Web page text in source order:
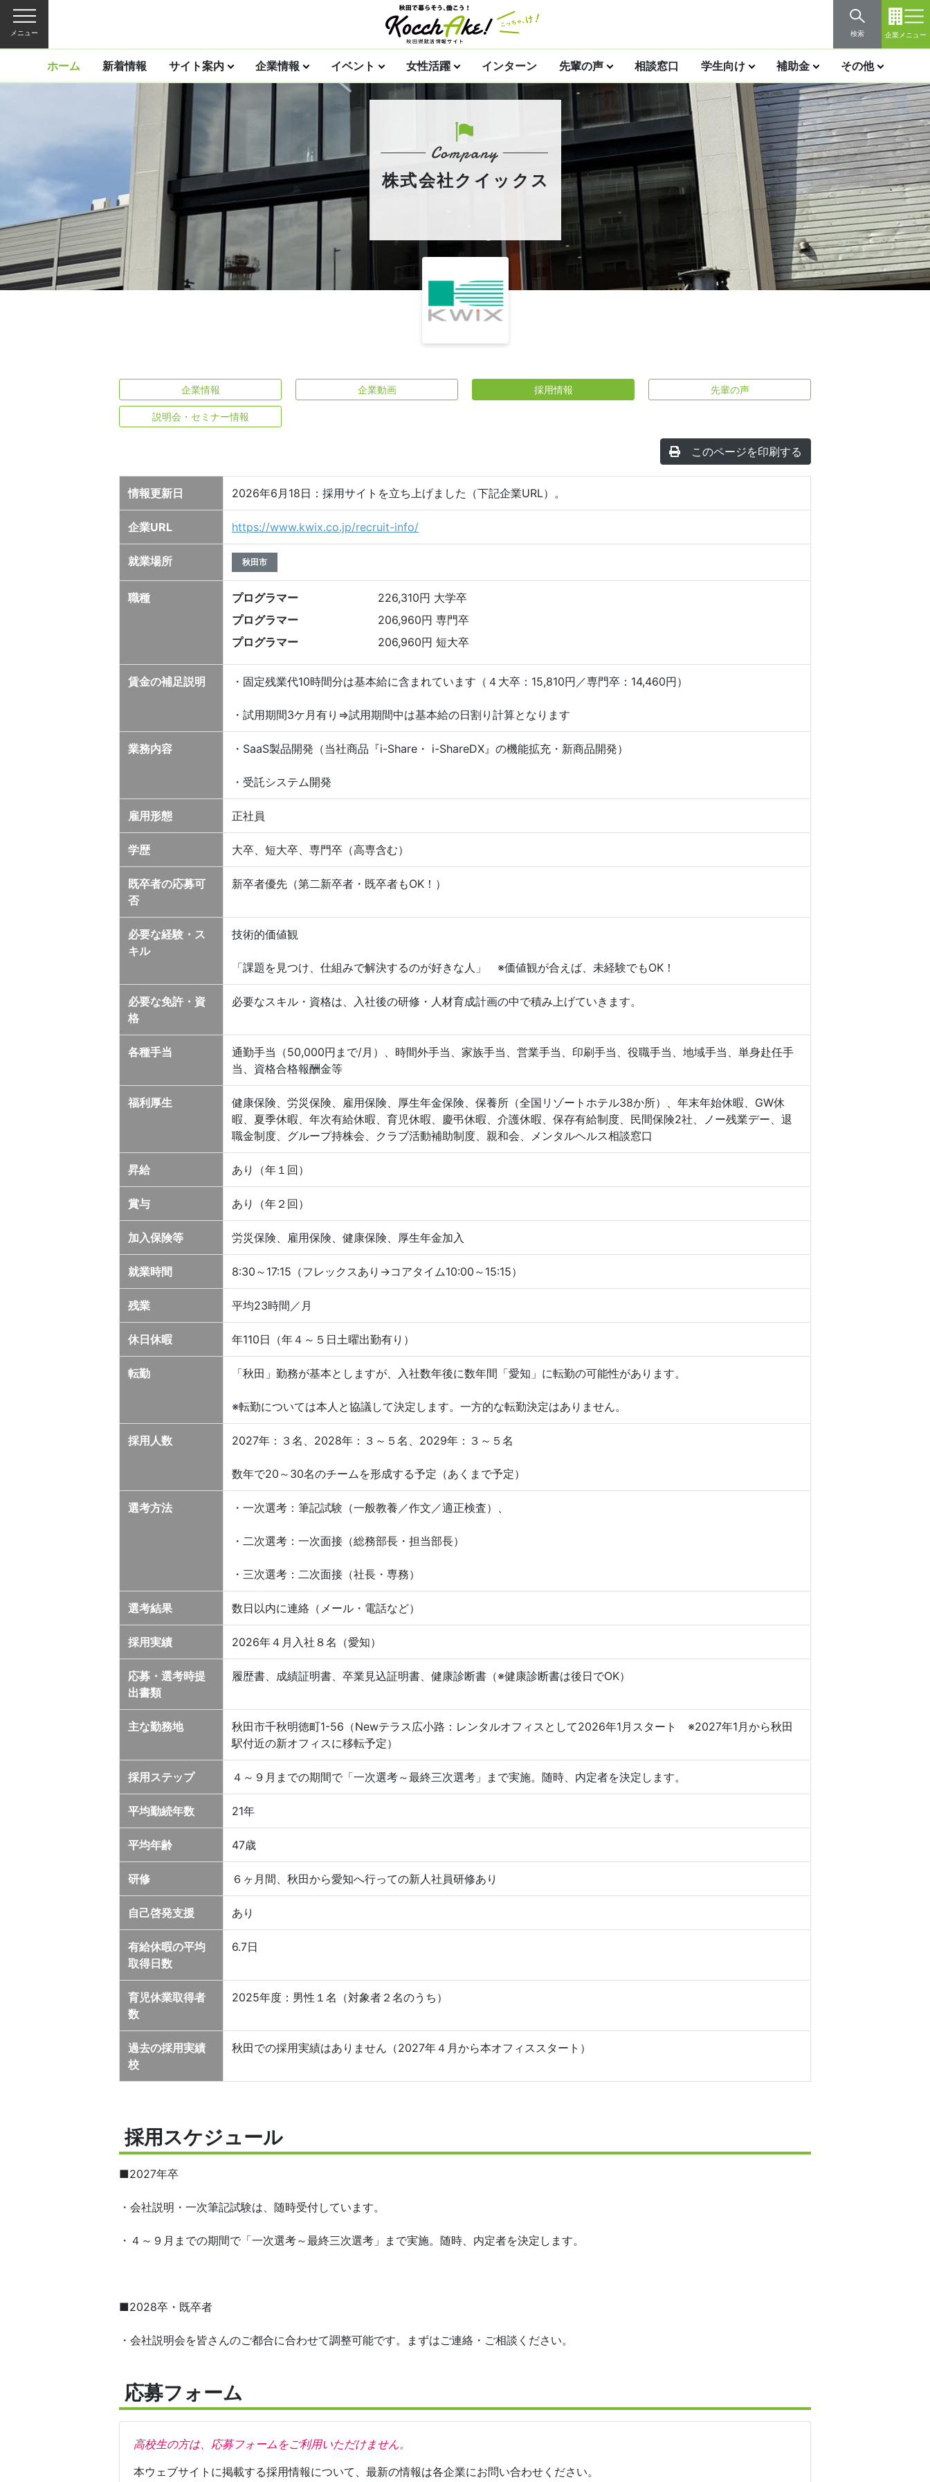
メニュー 検索 企業メニュー
ホーム 新着情報 サイト案内 企業情報 イベント 女性活躍 インターン 先輩の声 相談窓口 学生向け 補助金 その他
株式会社クイックス
企業情報 企業動画 採用情報 先輩の声
説明会・セミナー情報
このページを印刷する
情報更新日 2026年6月18日：採用サイトを立ち上げました（下記企業URL）。
企業URL https://www.kwix.co.jp/recruit-info/
就業場所 秋田市
職種 プログラマー
226,310円 大学卒
プログラマー
206,960円 専門卒
プログラマー
206,960円 短大卒
賃金の補足説明 ・固定残業代10時間分は基本給に含まれています（４大卒：15,810円／専門卒：14,460円）
・試用期間3ケ月有り⇒試用期間中は基本給の日割り計算となります
業務内容 ・SaaS製品開発（当社商品『i-Share・ i-ShareDX』の機能拡充・新商品開発）
・受託システム開発
雇用形態 正社員
学歴 大卒、短大卒、専門卒（高専含む）
既卒者の応募可
否
新卒者優先（第二新卒者・既卒者もOK！）
必要な経験・ス
キル
技術的価値観
「課題を見つけ、仕組みで解決するのが好きな人」 ※価値観が合えば、未経験でもOK！
必要な免許・資
格
必要なスキル・資格は、入社後の研修・人材育成計画の中で積み上げていきます。
各種手当
通勤手当（50,000円まで/月）、時間外手当、家族手当、営業手当、印刷手当、役職手当、地域手当、単身赴任手
当、資格合格報酬金等
福利厚生
健康保険、労災保険、雇用保険、厚生年金保険、保養所（全国リゾートホテル38か所）、年末年始休暇、GW休
暇、夏季休暇、年次有給休暇、育児休暇、慶弔休暇、介護休暇、保存有給制度、民間保険2社、ノー残業デー、退
職金制度、グループ持株会、クラブ活動補助制度、親和会、メンタルヘルス相談窓口
昇給 あり（年１回）
賞与 あり（年２回）
加入保険等 労災保険、雇用保険、健康保険、厚生年金加入
就業時間 8:30～17:15（フレックスあり→コアタイム10:00～15:15）
残業 平均23時間／月
休日休暇 年110日（年４～５日土曜出勤有り）
転勤 「秋田」勤務が基本としますが、入社数年後に数年間「愛知」に転勤の可能性があります。
※転勤については本人と協議して決定します。一方的な転勤決定はありません。
採用人数 2027年：３名、2028年：３～５名、2029年：３～５名
数年で20～30名のチームを形成する予定（あくまで予定）
選考方法 ・一次選考：筆記試験（一般教養／作文／適正検査）、
・二次選考：一次面接（総務部長・担当部長）
・三次選考：二次面接（社長・専務）
選考結果 数日以内に連絡（メール・電話など）
採用実績 2026年４月入社８名（愛知）
応募・選考時提
出書類
履歴書、成績証明書、卒業見込証明書、健康診断書（※健康診断書は後日でOK）
主な勤務地
秋田市千秋明徳町1-56（Newテラス広小路：レンタルオフィスとして2026年1月スタート ※2027年1月から秋田
駅付近の新オフィスに移転予定）
採用ステップ ４～９月までの期間で「一次選考～最終三次選考」まで実施。随時、内定者を決定します。
平均勤続年数 21年
平均年齢 47歳
研修 ６ヶ月間、秋田から愛知へ行っての新人社員研修あり
自己啓発支援 あり
有給休暇の平均
取得日数
6.7日
育児休業取得者
数
2025年度：男性１名（対象者２名のうち）
過去の採用実績
校
秋田での採用実績はありません（2027年４月から本オフィススタート）
採用スケジュール
■2027年卒
・会社説明・一次筆記試験は、随時受付しています。
・４～９月までの期間で「一次選考～最終三次選考」まで実施。随時、内定者を決定します。
■2028卒・既卒者
・会社説明会を皆さんのご都合に合わせて調整可能です。まずはご連絡・ご相談ください。
応募フォーム
高校生の方は、応募フォームをご利用いただけません。
本ウェブサイトに掲載する採用情報について、最新の情報は各企業にお問い合わせください。